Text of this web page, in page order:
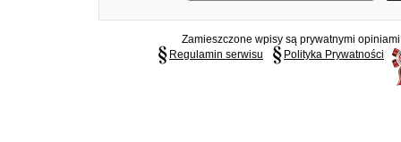
Zamieszczone wpisy są prywatnymi
Regulamin serwisu
Polityka Prywatności